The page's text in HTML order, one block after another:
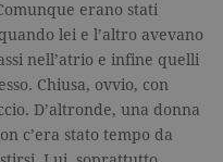
erano stati
lei e l’altro avevano
nell’atrio e infine quelli
Chiusa, ovvio, con
D’altronde, una donna
c’era stato tempo da